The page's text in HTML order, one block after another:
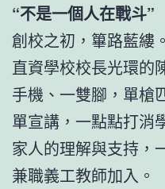
“不是一個人在戰斗”
創校之初，篳路藍縷
直資學校校長光環的
手機、一雙腳，單槍
單宣講，一點點打消
家人的理解與支持，
兼職義工教師加入。